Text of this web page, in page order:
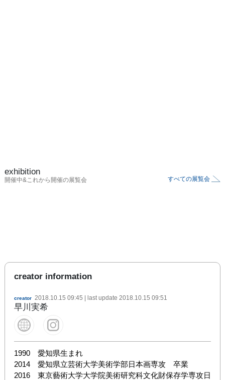
exhibition
開催中&これから開催の展覧会 すべての展覧会
creator information
creator 2018.10.15 09:45 | last update 2018.10.15 09:51
早川実希
1990　愛知県生まれ
2014　愛知県立芸術大学美術学部日本画専攻　卒業
2016　東京藝術大学大学院美術研究科文化財保存学専攻日